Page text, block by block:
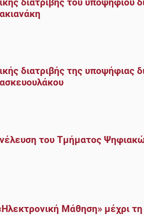
διατριβής της υποψήφιας
του Τμήματος
Μάθηση» μέχρι